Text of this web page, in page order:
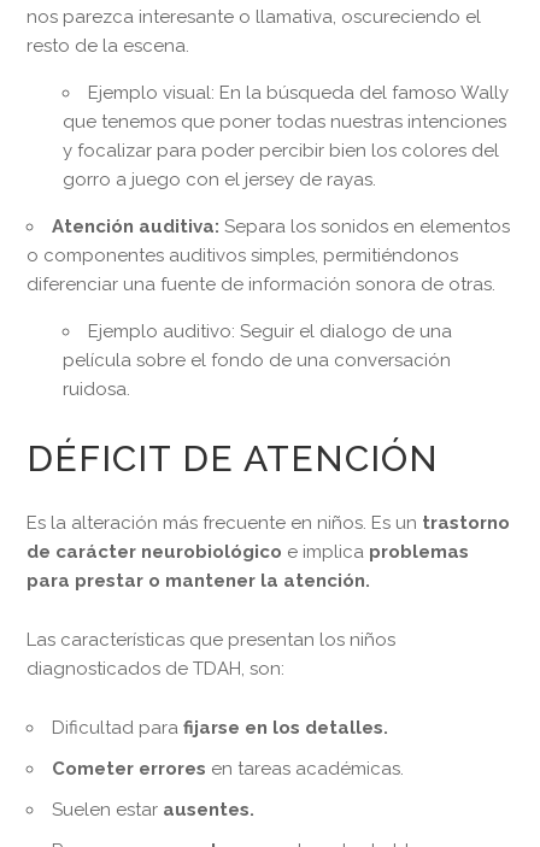
nos parezca interesante o llamativa, oscureciendo el
resto de la escena.
Ejemplo visual: En la búsqueda del famoso Wally
que tenemos que poner todas nuestras intenciones
y focalizar para poder percibir bien los colores del
gorro a juego con el jersey de rayas.
Atención auditiva: Separa los sonidos en elementos
o componentes auditivos simples, permitiéndonos
diferenciar una fuente de información sonora de otras.
Ejemplo auditivo: Seguir el dialogo de una
película sobre el fondo de una conversación
ruidosa.
DÉFICIT DE ATENCIÓN
Es la alteración más frecuente en niños. Es un trastorno
de carácter neurobiológico e implica problemas
para prestar o mantener la atención.
Las características que presentan los niños
diagnosticados de TDAH, son:
Dificultad parafijarse en los detalles.
Cometer errores en tareas académicas.
Suelen estar ausentes.